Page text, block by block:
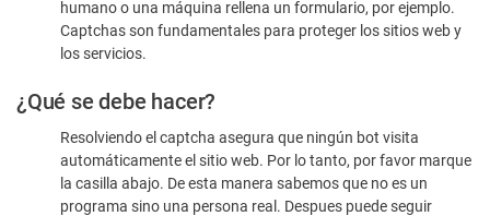
humano
humano o una máquina rellena un formulario, por ejemplo.
Captchas son fundamentales para proteger los sitios web y
los servicios.
¿Qué se debe hacer?
Resolviendo el captcha asegura que ningún bot visita
automáticamente el sitio web. Por lo tanto, por favor marque
la casilla abajo. De esta manera sabemos que no es un
programa sino una persona real. Despues puede seguir